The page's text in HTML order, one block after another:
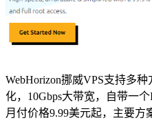
WebHorizon挪威VPS支持多
化，10Gbps大带宽，自带一
月付价格9.99美元起，主要方